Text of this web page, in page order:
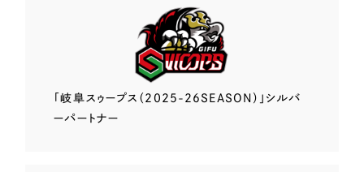
「岐阜スゥープス （2025-26SEASON）」 シルバ
ーパートナー